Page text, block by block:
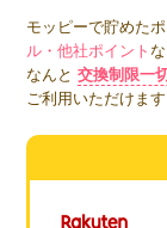
モッピーで貯めた
ル・他社ポイント
なんと 交換制限一
ご利用いただけます